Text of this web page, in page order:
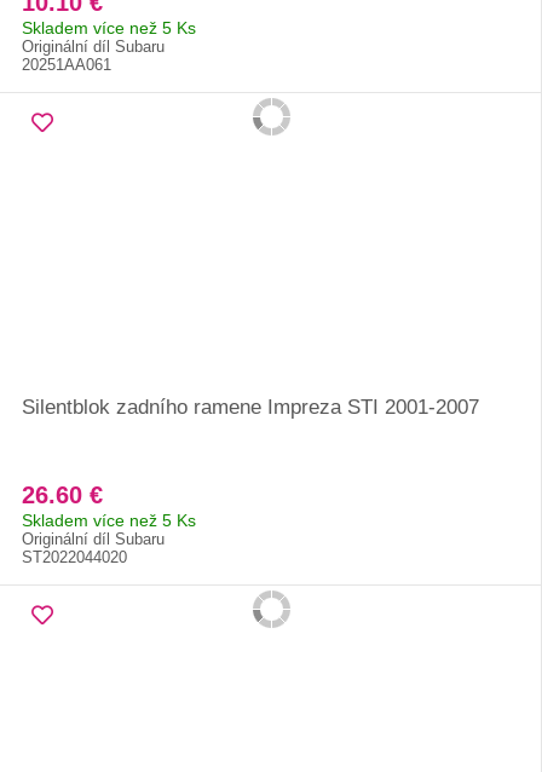
Skladem více než 5 Ks
Originální díl Subaru
20251AA061
Silentblok zadního ramene Impreza STI 2001-2007
26.60 €
Skladem více než 5 Ks
Originální díl Subaru
ST2022044020